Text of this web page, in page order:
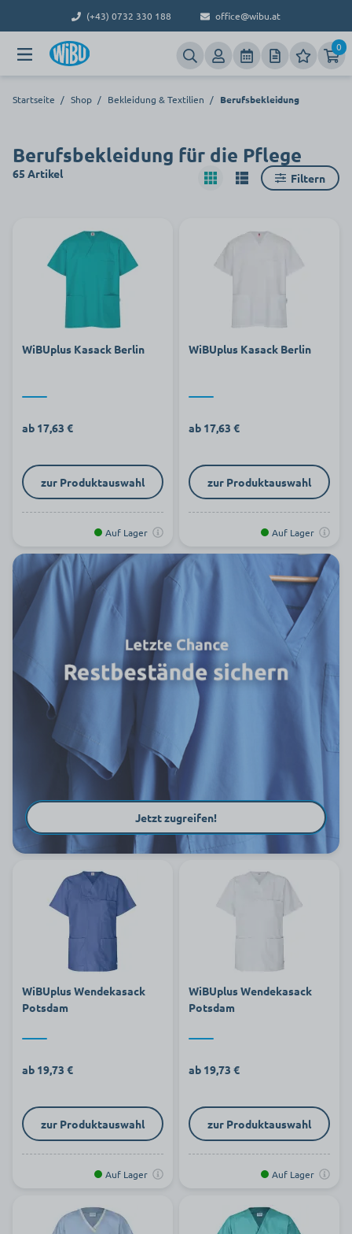
(+43) 0732 330 188 office@wibu.at
0
Startseite / Shop / Bekleidung & Textilien / Berufsbekleidung
Berufsbekleidung für die Pflege
65 Artikel Filtern
WiBUplus Kasack Berlin
ab 17,63 €
zur Produktauswahl
Auf Lager
WiBUplus Kasack Berlin
ab 17,63 €
zur Produktauswahl
Auf Lager
Jetzt zugreifen!
WiBUplus Wendekasack
Potsdam
ab 19,73 €
zur Produktauswahl
Auf Lager
WiBUplus Wendekasack
Potsdam
ab 19,73 €
zur Produktauswahl
Auf Lager